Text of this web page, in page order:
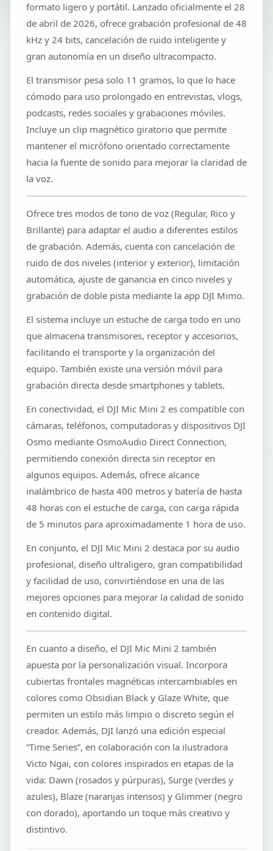
formato ligero y portátil. Lanzado oficialmente el 28
de abril de 2026, ofrece grabación profesional de 48
kHz y 24 bits, cancelación de ruido inteligente y
gran autonomía en un diseño ultracompacto.
El transmisor pesa solo 11 gramos, lo que lo hace
cómodo para uso prolongado en entrevistas, vlogs,
podcasts, redes sociales y grabaciones móviles.
Incluye un clip magnético giratorio que permite
mantener el micrófono orientado correctamente
hacia la fuente de sonido para mejorar la claridad de
la voz.
Ofrece tres modos de tono de voz (Regular, Rico y
Brillante) para adaptar el audio a diferentes estilos
de grabación. Además, cuenta con cancelación de
ruido de dos niveles (interior y exterior), limitación
automática, ajuste de ganancia en cinco niveles y
grabación de doble pista mediante la app DJI Mimo.
El sistema incluye un estuche de carga todo en uno
que almacena transmisores, receptor y accesorios,
facilitando el transporte y la organización del
equipo. También existe una versión móvil para
grabación directa desde smartphones y tablets.
En conectividad, el DJI Mic Mini 2 es compatible con
cámaras, teléfonos, computadoras y dispositivos DJI
Osmo mediante OsmoAudio Direct Connection,
permitiendo conexión directa sin receptor en
algunos equipos. Además, ofrece alcance
inalámbrico de hasta 400 metros y batería de hasta
48 horas con el estuche de carga, con carga rápida
de 5 minutos para aproximadamente 1 hora de uso.
En conjunto, el DJI Mic Mini 2 destaca por su audio
profesional, diseño ultraligero, gran compatibilidad
y facilidad de uso, convirtiéndose en una de las
mejores opciones para mejorar la calidad de sonido
en contenido digital.
En cuanto a diseño, el DJI Mic Mini 2 también
apuesta por la personalización visual. Incorpora
cubiertas frontales magnéticas intercambiables en
colores como Obsidian Black y Glaze White, que
permiten un estilo más limpio o discreto según el
creador. Además, DJI lanzó una edición especial
“Time Series”, en colaboración con la ilustradora
Victo Ngai, con colores inspirados en etapas de la
vida: Dawn (rosados y púrpuras), Surge (verdes y
azules), Blaze (naranjas intensos) y Glimmer (negro
con dorado), aportando un toque más creativo y
distintivo.